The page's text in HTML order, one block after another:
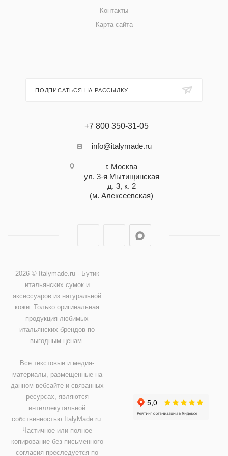
Контакты
Карта сайта
ПОДПИСАТЬСЯ НА РАССЫЛКУ
+7 800 350-31-05
info@italymade.ru
г. Москва
ул. 3-я Мытищинская
д. 3, к. 2
(м. Алексеевская)
2026 © Italymade.ru - Бутик
итальянских сумок и
аксессуаров из натуральной
кожи. Только оригинальная
продукция любимых
итальянских брендов по
выгодным ценам.
Все текстовые и медиа-
материалы, размещенные на
данном вебсайте и связанных
ресурсах, являются
интеллекутальной
собственностью ItalyMade.ru.
Частичное или полное
копирование без письменного
согласия преследуется по